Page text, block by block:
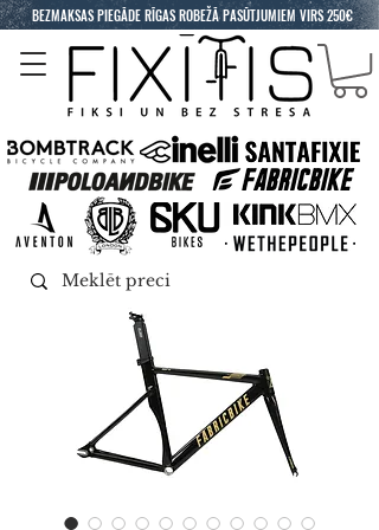
BEZMAKSAS PIEGĀDE RĪGAS ROBEŽĀ PASŪTJUMIEM VIRS 250€